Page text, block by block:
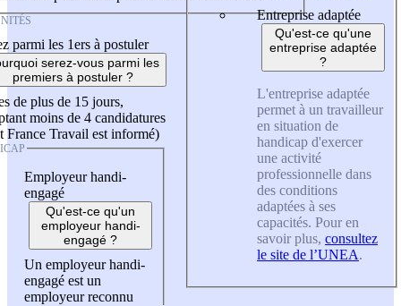
parmi les 1ers à postuler
serez-vous parmi les
premiers à postuler ?
de plus de 15 jours,
moins de 4 candidatures
France Travail est informé)
Employeur handi-
engagé
Qu'est-ce qu'un
employeur handi-
engagé ?
Un employeur handi-
engagé est un
employeur reconnu
Entreprise adaptée
Qu'est-ce qu'une
entreprise adaptée
?
L'entreprise adaptée
permet à un travailleur
en situation de
handicap d'exercer
une activité
professionnelle dans
des conditions
adaptées à ses
capacités. Pour en
savoir plus, consultez
le site de l’UNEA.